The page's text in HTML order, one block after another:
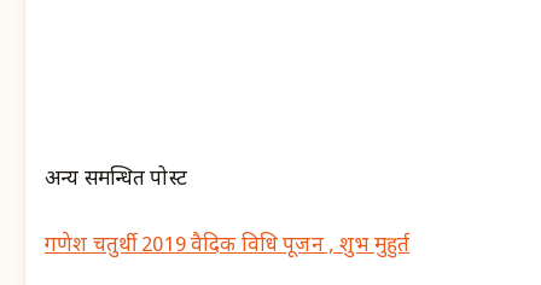
अन्य समन्धित पोस्ट
गणेश चतुर्थी 2019 वैदिक विधि पूजन , शुभ मुहुर्त